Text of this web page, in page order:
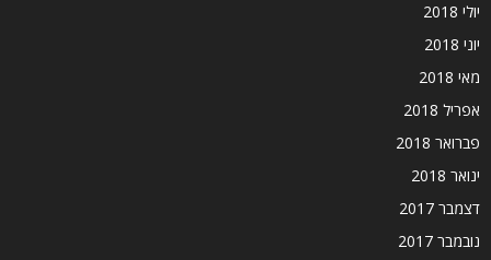
יולי 2018
יוני 2018
מאי 2018
אפריל 2018
פברואר 2018
ינואר 2018
דצמבר 2017
נובמבר 2017